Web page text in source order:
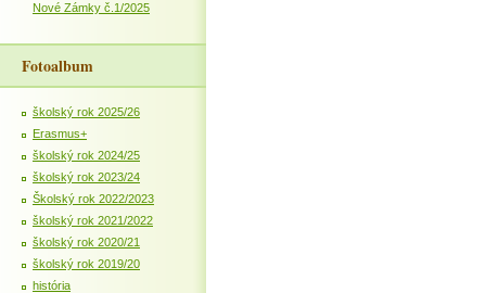
Nové Zámky č.1/2025
Fotoalbum
školský rok 2025/26
Erasmus+
školský rok 2024/25
školský rok 2023/24
Školský rok 2022/2023
školský rok 2021/2022
školský rok 2020/21
školský rok 2019/20
história